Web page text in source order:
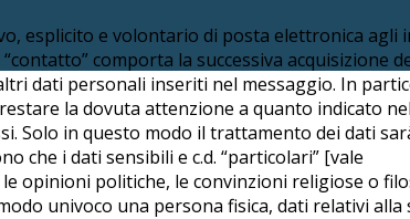
esplicito e volontario di posta elettronica agli
comporta la successiva acquisizione
dati personali inseriti nel messaggio. In
la dovuta attenzione a quanto indicato
Solo in questo modo il trattamento dei dati
che i dati sensibili e c.d. “particolari” [vale
opinioni politiche, le convinzioni religiose o
univoco una persona fisica, dati relativi alla